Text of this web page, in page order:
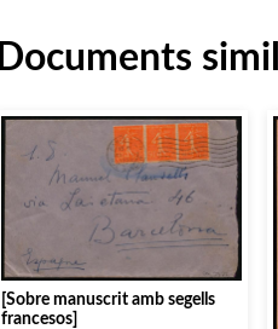
Documents
[Sobre manuscrit amb segells
francesos]